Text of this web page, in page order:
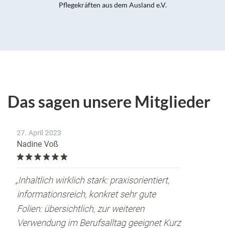
Pflegekräften aus dem Ausland e.V.
Das sagen unsere Mitglieder